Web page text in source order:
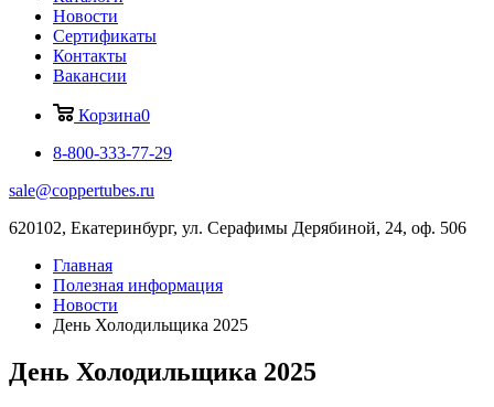
Новости
Сертификаты
Контакты
Вакансии
Корзина0
8-800-333-77-29
sale@coppertubes.ru
620102, Екатеринбург, ул. Серафимы Дерябиной, 24, оф. 506
Главная
Полезная информация
Новости
День Холодильщика 2025
День Холодильщика 2025